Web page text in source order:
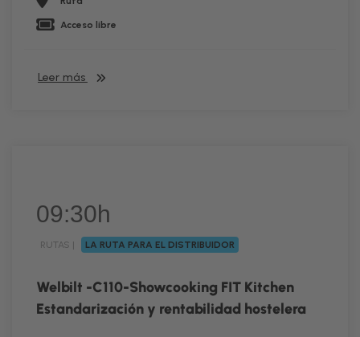
Acceso libre
Leer más
09:30h
RUTAS | LA RUTA PARA EL DISTRIBUIDOR
Welbilt -C110-Showcooking FIT Kitchen
Estandarización y rentabilidad hostelera